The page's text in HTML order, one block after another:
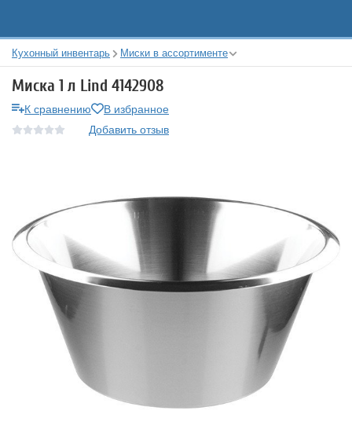
Кухонный инвентарь Миски в ассортименте
Миска 1 л Lind 4142908
К сравнению
В избранное
Добавить отзыв